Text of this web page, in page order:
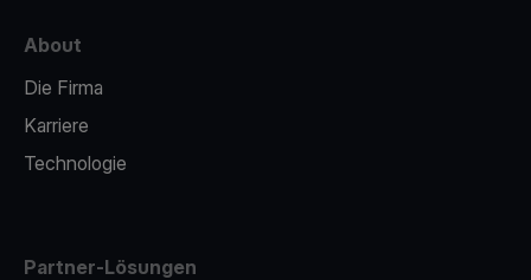
About
Die Firma
Karriere
Technologie
Partner-Lösungen